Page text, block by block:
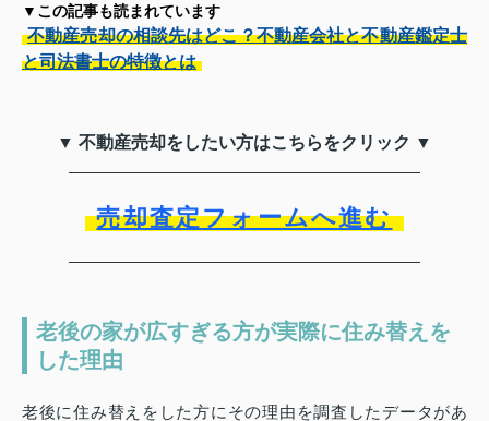
▼この記事も読まれています
不動産売却の相談先はどこ？不動産会社と不動産鑑定士
と司法書士の特徴とは
▼ 不動産売却をしたい方はこちらをクリック ▼
売却査定フォームへ進む
老後の家が広すぎる方が実際に住み替えを
した理由
老後に住み替えをした方にその理由を調査したデータがあ